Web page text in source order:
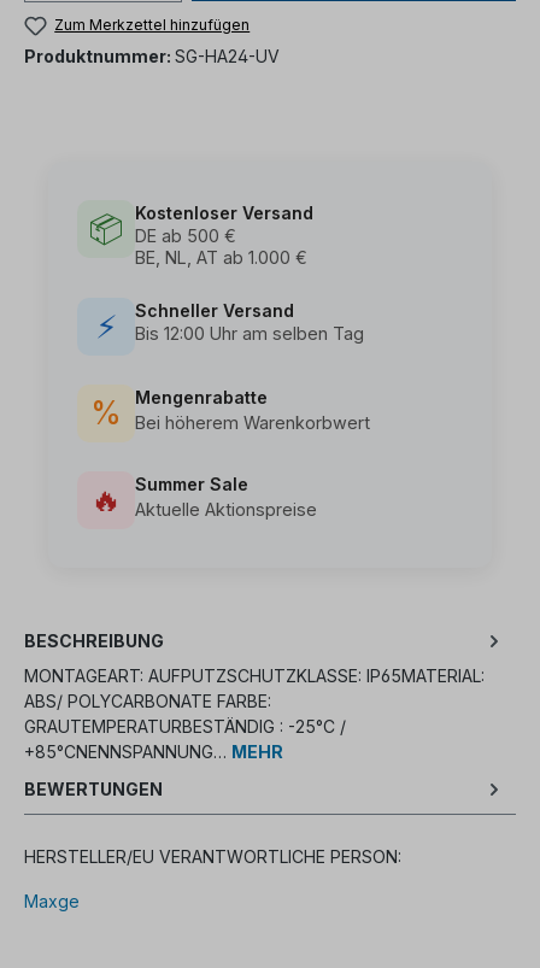
Zum Merkzettel hinzufügen
Produktnummer: SG-HA24-UV
📦
Kostenloser Versand
DE ab 500 €
BE, NL, AT ab 1.000 €
⚡
Schneller Versand
Bis 12:00 Uhr am selben Tag
%
Mengenrabatte
Bei höherem Warenkorbwert
🔥
Summer Sale
Aktuelle Aktionspreise
BESCHREIBUNG
MONTAGEART: AUFPUTZSCHUTZKLASSE: IP65MATERIAL:
ABS/ POLYCARBONATE FARBE:
GRAUTEMPERATURBESTÄNDIG : -25°C /
+85°CNENNSPANNUNG… MEHR
BEWERTUNGEN
HERSTELLER/EU VERANTWORTLICHE PERSON:
Maxge